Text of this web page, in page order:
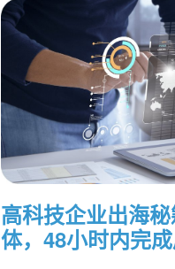
高科技企业出海
体，48小时内完成